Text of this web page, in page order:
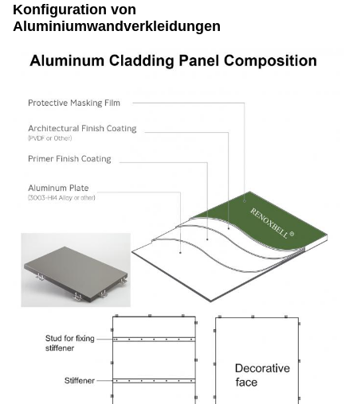
Konfiguration von
Aluminiumwandverkleidungen